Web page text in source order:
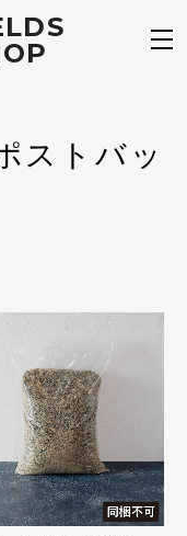
ストバッ